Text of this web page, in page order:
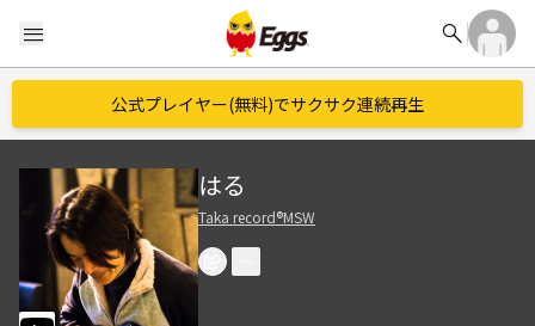
menu search
公式プレイヤー(無料)でサクサク連続再生
はる
Taka record®︎MSW